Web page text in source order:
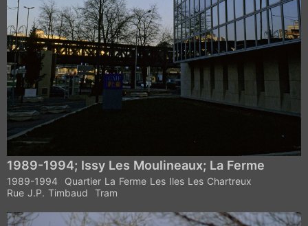
1989-1994; Issy Les Moulineaux; La Ferme
1989-1994
Quartier La Ferme Les Iles Les Chartreux
Rue J.P. Timbaud
Tram